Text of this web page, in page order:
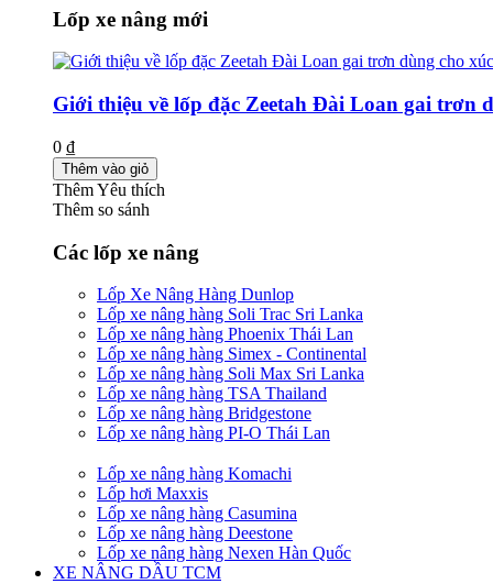
Lốp xe nâng mới
Giới thiệu về lốp đặc Zeetah Đài Loan gai trơn
0 ₫
Thêm vào giỏ
Thêm Yêu thích
Thêm so sánh
Các lốp xe nâng
Lốp Xe Nâng Hàng Dunlop
Lốp xe nâng hàng Soli Trac Sri Lanka
Lốp xe nâng hàng Phoenix Thái Lan
Lốp xe nâng hàng Simex - Continental
Lốp xe nâng hàng Soli Max Sri Lanka
Lốp xe nâng hàng TSA Thailand
Lốp xe nâng hàng Bridgestone
Lốp xe nâng hàng PI-O Thái Lan
Lốp xe nâng hàng Komachi
Lốp hơi Maxxis
Lốp xe nâng hàng Casumina
Lốp xe nâng hàng Deestone
Lốp xe nâng hàng Nexen Hàn Quốc
XE NÂNG DẦU TCM